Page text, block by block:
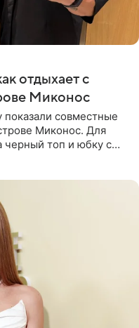
отдыхает с
Миконос
совместные
Миконос. Для
черный топ и юбку с